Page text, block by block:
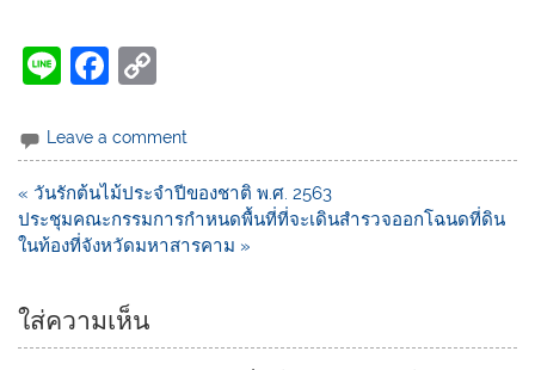
Li
e
F
c
e
b
o
o
k
p
y
Li
n
Leave a comment
« วันรักต้นไม้ประจำปีของชาติ พ.ศ. 2563
ประชุมคณะกรรมการกำหนดพื้นที่ที่จะเดินสำรวจออกโฉนดที่ดิน
ในท้องที่จังหวัดมหาสารคาม »
ใส่ความเห็น